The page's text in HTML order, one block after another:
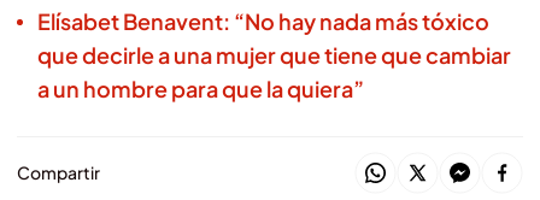
Elísabet Benavent: “No hay nada más tóxico
que decirle a una mujer que tiene que cambiar
a un hombre para que la quiera”
Compartir